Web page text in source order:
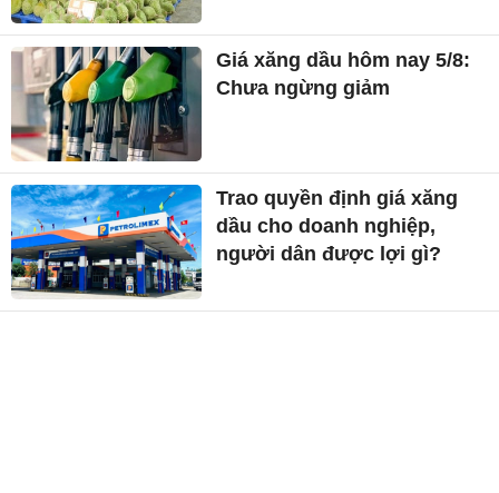
Giá xăng dầu hôm nay 5/8:
Chưa ngừng giảm
Trao quyền định giá xăng
dầu cho doanh nghiệp,
người dân được lợi gì?